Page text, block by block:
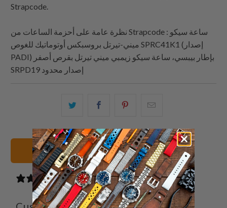
Strapcode.
نظرة عامة على أحزمة الساعات منStrapcode : ساعة سيكو
ميني-تيرتل بروسبكس أوتوماتيك للغوص SPRC41K1 (إصدار
PADI) بإطار بيبسي، ساعة سيكو زيمبي ميني تيرتل بقرص أصفر
SRPD19 إصدار محدود
شارك
على
تويتر
شارك
على
فيسبوك
شارك
على
بينتيريست
هذا
إلى
صديق
20mm أساور الساعات
3 reviews